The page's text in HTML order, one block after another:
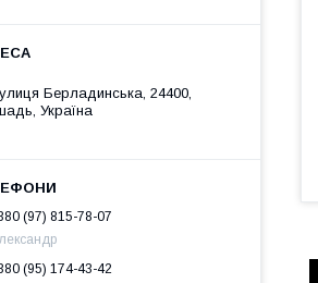
Берладинська, 24400,
Україна
(97) 815-78-07
(95) 174-43-42